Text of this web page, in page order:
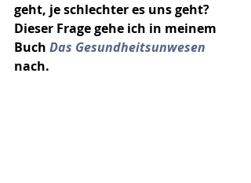
geht, je schlechter es uns geht?
Dieser Frage gehe ich in meinem
Buch Das Gesundheitsunwesen
nach.